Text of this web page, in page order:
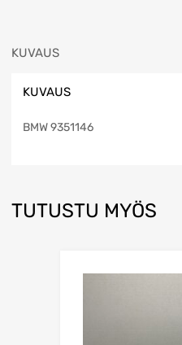
KUVAUS
KUVAUS
BMW 9351146
TUTUSTU MYÖS